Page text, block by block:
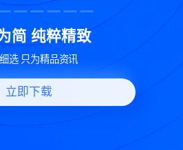
界变化 热问一下
问题好回答 多元视角看问题
立即下载